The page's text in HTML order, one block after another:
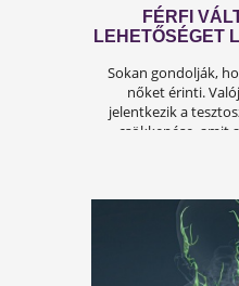
A
OKAI,
teljesítmény,
az életben.
hanem